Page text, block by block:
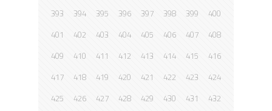
393 394 395 396 397 398 399
400
401
402 403 404 405 406 407
408
409
410 411 412 413 414 415
416
417
418 419 420 421 422 423
424
425
426 427 428 429 430 431
432